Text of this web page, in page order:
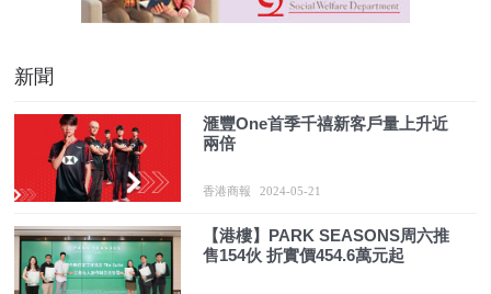
新聞
滙豐One首季千禧新客戶量上升近
兩倍
香港商報 2024-05-21
【港樓】PARK SEASONS周六推
售154伙 折實價454.6萬元起